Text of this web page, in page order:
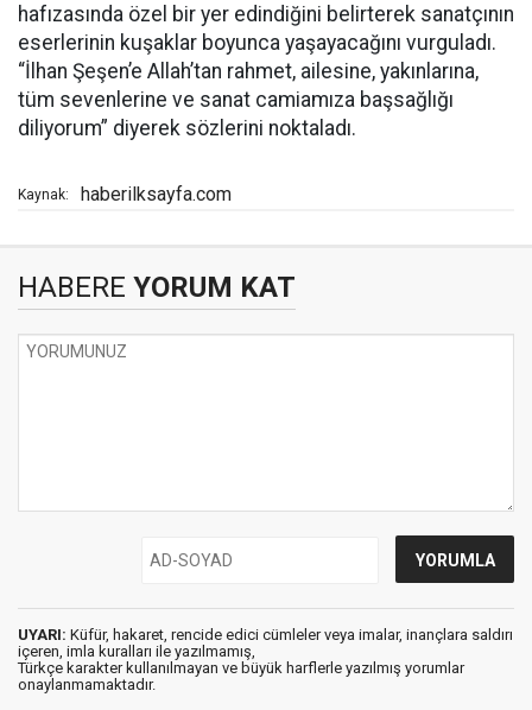
hafızasında özel bir yer edindiğini belirterek sanatçının
eserlerinin kuşaklar boyunca yaşayacağını vurguladı.
“İlhan Şeşen’e Allah’tan rahmet, ailesine, yakınlarına,
tüm sevenlerine ve sanat camiamıza başsağlığı
diliyorum” diyerek sözlerini noktaladı.
Kaynak: haberilksayfa.com
HABERE YORUM KAT
UYARI: Küfür, hakaret, rencide edici cümleler veya imalar, inançlara saldırı
içeren, imla kuralları ile yazılmamış,
Türkçe karakter kullanılmayan ve büyük harflerle yazılmış yorumlar
onaylanmamaktadır.